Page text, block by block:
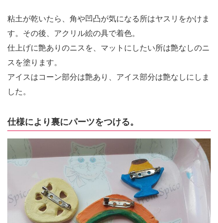
粘土が乾いたら、角や凹凸が気になる所はヤスリをかけま
す。その後、アクリル絵の具で着色。
仕上げに艶ありのニスを、マットにしたい所は艶なしのニ
スを塗ります。
アイスはコーン部分は艶あり、アイス部分は艶なしにしま
した。
仕様により裏にパーツをつける。